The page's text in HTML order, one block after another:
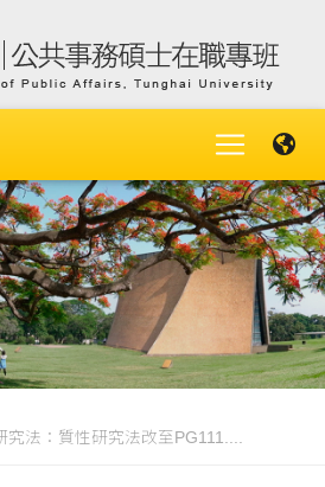
究法：質性研究法改至PG111....